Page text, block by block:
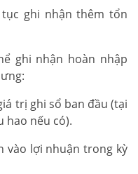
ghi nhận thêm tổn
ghi nhận hoàn nhập
trị ghi sổ ban đầu (tại
hao nếu có).
vào lợi nhuận trong kỳ